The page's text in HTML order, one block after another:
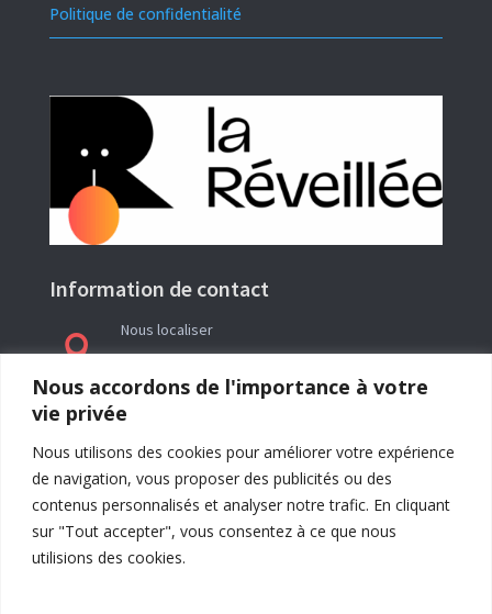
Nous accordons de l'importance à votre
vie privée
Nous utilisons des cookies pour améliorer votre expérience
de navigation, vous proposer des publicités ou des
contenus personnalisés et analyser notre trafic. En cliquant
sur "Tout accepter", vous consentez à ce que nous
utilisions des cookies.
Politique de confidentialité
Information de contact

Nous localiser
Le siège social de l’association La Réveillée se
trouve en Ariège (09) à l’adresse : Rieutailhol –
09290 Gabre